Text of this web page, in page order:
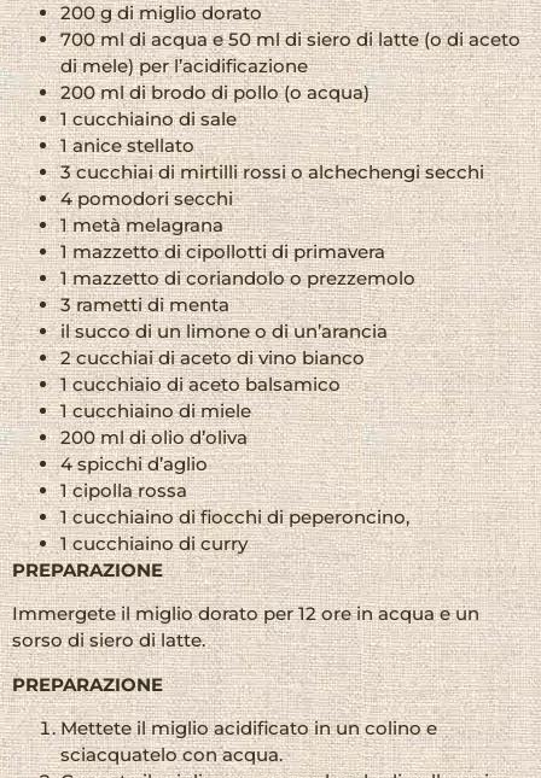
200 g di miglio dorato
700 ml di acqua e 50 ml di siero di latte (o di aceto
di mele) per l’acidificazione
200 ml di brodo di pollo (o acqua)
1 cucchiaino di sale
1 anice stellato
3 cucchiai di mirtilli rossi o alchechengi secchi
4 pomodori secchi
1 metà melagrana
1 mazzetto di cipollotti di primavera
1 mazzetto di coriandolo o prezzemolo
3 rametti di menta
il succo di un limone o di un’arancia
2 cucchiai di aceto di vino bianco
1 cucchiaio di aceto balsamico
1 cucchiaino di miele
200 ml di olio d’oliva
4 spicchi d’aglio
1 cipolla rossa
1 cucchiaino di fiocchi di peperoncino,
1 cucchiaino di curry
PREPARAZIONE
Immergete il miglio dorato per 12 ore in acqua e un
sorso di siero di latte.
PREPARAZIONE
Mettete il miglio acidificato in un colino e
sciacquatelo con acqua.